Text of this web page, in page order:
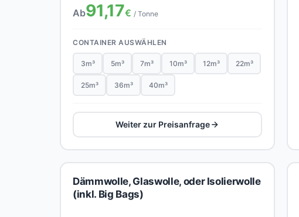
Ab91,17€ / Tonne
CONTAINER AUSWÄHLEN
3m³ 5m³ 7m³ 10m³ 12m³ 22m³
25m³ 36m³ 40m³
Weiter zur Preisanfrage
Dämmwolle, Glaswolle, oder Isolierwolle
(inkl. Big Bags)